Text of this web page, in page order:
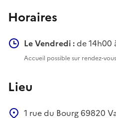
Horaires
Le Vendredi :de 14h00
Accueil possible sur rendez-
Lieu
1 rue du Bourg69820